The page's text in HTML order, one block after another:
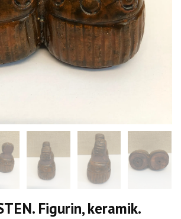
Figurin, keramik.